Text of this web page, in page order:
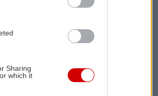
Sharing
which it